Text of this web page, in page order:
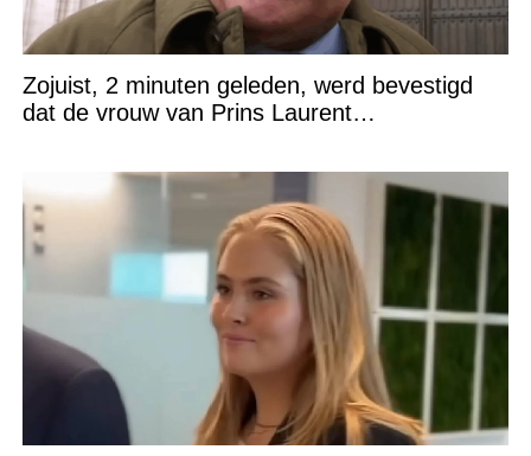
Zojuist, 2 minuten geleden, werd bevestigd
dat de vrouw van Prins Laurent…